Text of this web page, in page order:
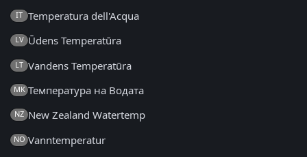
IT Temperatura dell'Acqua
LV Ūdens Temperatūra
LT Vandens Temperatūra
MK Температура на Водата
NZ New Zealand Watertemp
NO Vanntemperatur